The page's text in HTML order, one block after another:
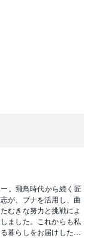
。飛鳥時代から続く匠
が、ブナを活用し、曲
むきな努力と挑戦によ
ました。これからも私
暮らしをお届けしたい